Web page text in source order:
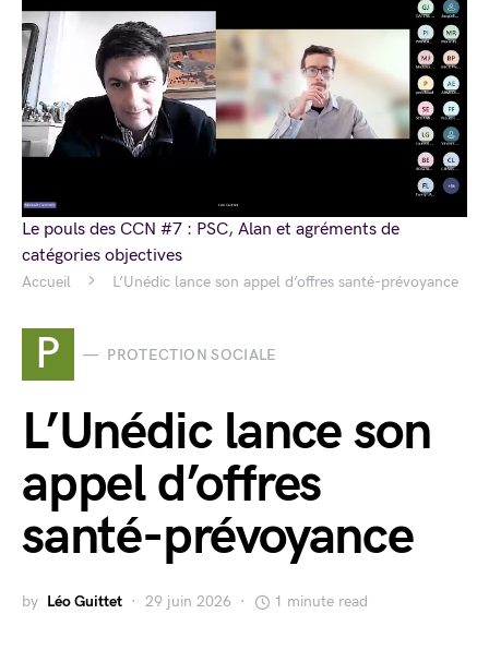
Accueil L’Unédic lance son appel d’offres santé-prévoyance
P PROTECTION SOCIALE
L’Unédic lance son
appel d’offres
santé-prévoyance
by Léo Guittet 29 juin 2026 1 minute read
Le pouls des CCN #7 : PSC, Alan et agréments de
catégories objectives